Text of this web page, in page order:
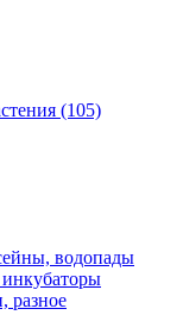
(105)
водопады
разное